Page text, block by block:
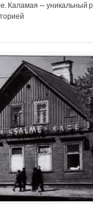
Каламая — уникальный